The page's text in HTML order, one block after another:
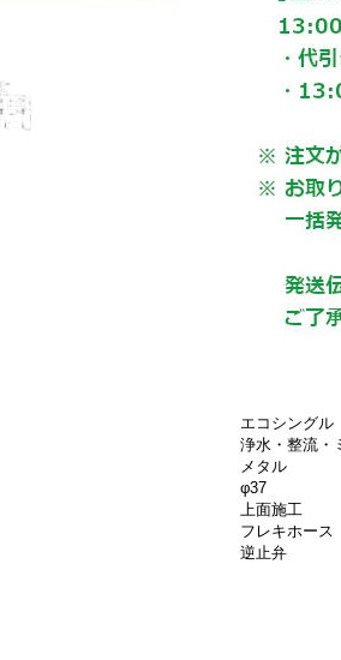
エコシングル
浄水・整流・
メタル
φ37
上面施工
フレキホース
逆止弁